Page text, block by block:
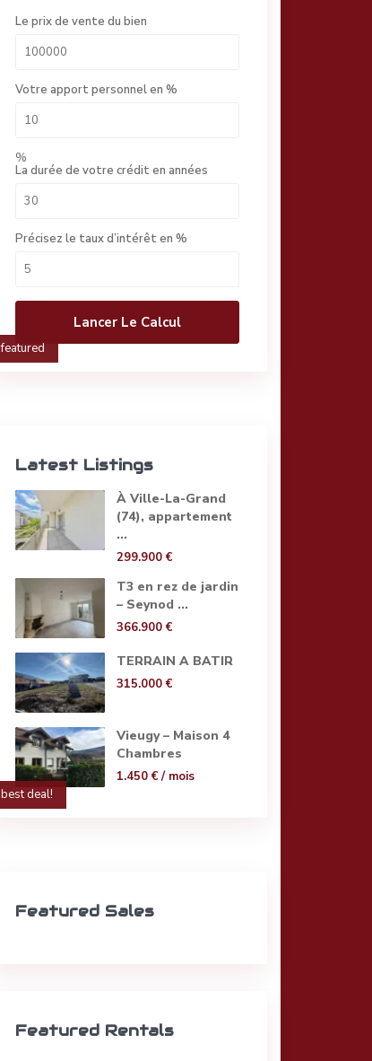
Le prix de vente du bien
Votre apport personnel en %
%
La durée de votre crédit en années
Précisez le taux d’intérêt en %
Lancer Le Calcul
featured
Latest Listings
À Ville-La-Grand
(74), appartement
...
299.900 €
T3 en rez de jardin
– Seynod ...
366.900 €
TERRAIN A BATIR
315.000 €
Vieugy – Maison 4
Chambres
1.450 €/ mois
best deal!
Featured Sales
Featured Rentals